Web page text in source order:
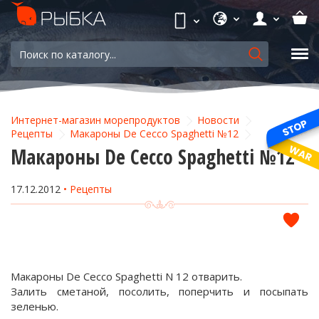
Интернет-магазин морепродуктов
Новости
Рецепты
Макароны De Cecco Spaghetti №12
Макароны De Cecco Spaghetti №12
17.12.2012 Рецепты
Макароны De Ceccо Spaghetti N 12 отварить.
Залить сметаной, посолить, поперчить и посыпать
зеленью.